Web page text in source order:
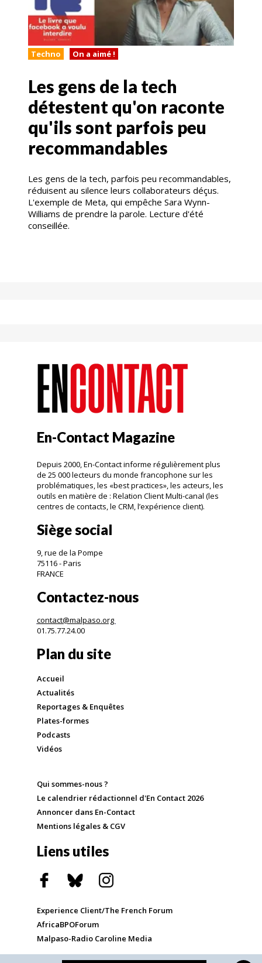
Techno On a aimé !
Les gens de la tech
détestent qu'on raconte
qu'ils sont parfois peu
recommandables
Les gens de la tech, parfois peu recommandables,
réduisent au silence leurs collaborateurs déçus.
L'exemple de Meta, qui empêche Sara Wynn-
Williams de prendre la parole. Lecture d'été
conseillée.
En-Contact Magazine
Depuis 2000, En-Contact informe régulièrement plus
de 25 000 lecteurs du monde francophone sur les
problématiques, les «best practices», les acteurs, les
outils en matière de : Relation Client Multi-canal (les
centres de contacts, le CRM, l’expérience client).
Siège social
9, rue de la Pompe
75116 - Paris
FRANCE
Contactez-nous
contact@malpaso.org
01.75.77.24.00
Plan du site
Accueil
Actualités
Reportages & Enquêtes
Plates-formes
Podcasts
Vidéos
Qui sommes-nous ?
Le calendrier rédactionnel d'En Contact 2026
Annoncer dans En-Contact
Mentions légales & CGV
Liens utiles
Experience Client/The French Forum
AfricaBPOForum
Malpaso-Radio Caroline Media